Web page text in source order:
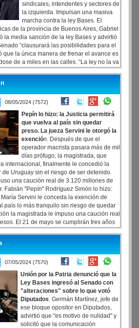
sindicales, intendentes y sectores de
la izquierda. Impulsan una masiva
marcha contra la ley Bases. El
de la provincia de Buenos Aires, Gabriel
la media sanción de la ley Bases y advirtió
“clausurará las posibilidades para el
que la única manera de frenar el avance es
de a miles en las calles. “La ley no la va
Congreso”, aseguró el exministro nacional
desde el Gobierno bonaerense “con Axel
están conversando con distintos
esta resistencia.
08/05/2024 (7572)
Pepín lo hizo: la Justicia permitirá
que vuelva al país sin quedar
preso. La jueza Servini le otorgó la
exención. Después de que el
operador macrista pasara más de mil
días prófugo, la magistrada, que
internacional, finalmente le concedió la
Uruguay sin el riesgo de ser detenido.
una caución real de 3.120 millones de
Fabián "Pepín" Rodríguez Simón lo hizo:
Servini le conceda la exención de
país lo más tranquilo sin riesgo de quedar
la magistrada le impuso una caución real
El 21 de mayo se cumplirán tres años
rebeldía y pidió su captura internacional.
07/05/2024 (7570)
Unión por la Patria denunció que la
Ley Bases ingresó al Senado con
"alteraciones" sobre lo que votó
Diputados. Germán Martínez, jefe de
ese bloque opositor en Diputados,
advirtió que "es motivo de nulidad" y
solicitó que la comunicación